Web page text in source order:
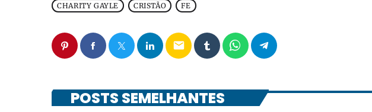
CHARITY GAYLE CRISTÃO FE
email
POSTS SEMELHANTES